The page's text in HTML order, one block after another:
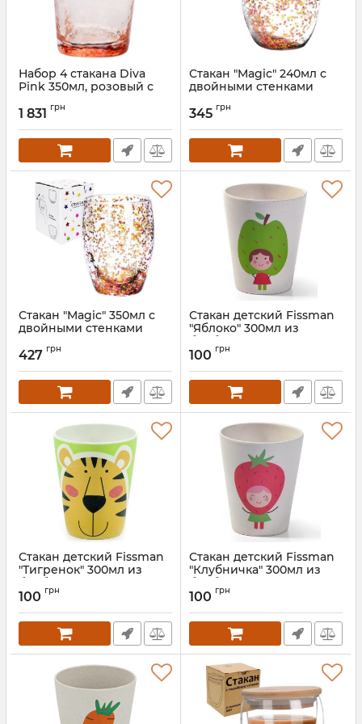
Набор 4 стакана Diva
Pink 350мл, розовый с
Артикул:
1 831 грн
Стакан "Magic" 240мл с
двойными стенками
345 грн
Стакан "Magic" 350мл с
двойными стенками
427 грн
Стакан детский Fissman
"Яблоко" 300мл из
бамбукового волокна
Артикул:
100 грн
Стакан детский Fissman
"Тигренок" 300мл из
бамбукового волокна
Артикул:
100 грн
Стакан детский Fissman
"Клубничка" 300мл из
бамбукового волокна
Артикул:
100 грн